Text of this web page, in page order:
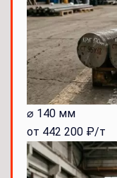
⌀ 140 мм
от 442 200 ₽/т